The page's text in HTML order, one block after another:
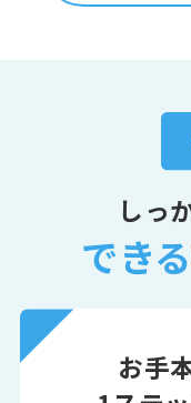
しっ
でき
お手